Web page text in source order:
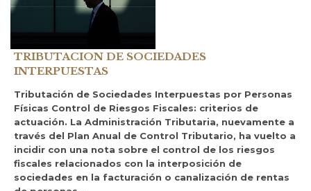
TRIBUTACION DE SOCIEDADES
INTERPUESTAS
Tributación de Sociedades Interpuestas por Personas
Físicas Control de Riesgos Fiscales: criterios de
actuación. La Administración Tributaria, nuevamente a
través del Plan Anual de Control Tributario, ha vuelto a
incidir con una nota sobre el control de los riesgos
fiscales relacionados con la interposición de
sociedades en la facturación o canalización de rentas